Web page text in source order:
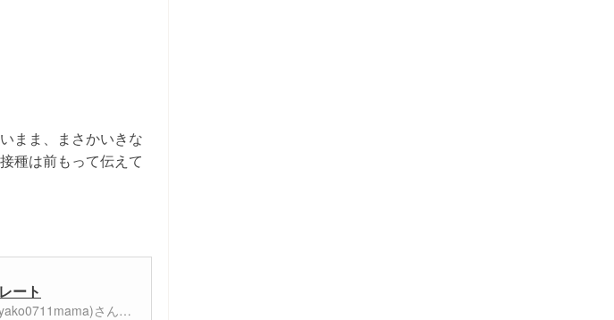
まま、まさかいきな
種は前もって伝えて
ート
さん…